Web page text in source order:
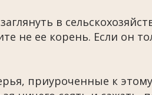
в
не ее корень. Если он
приуроченные к